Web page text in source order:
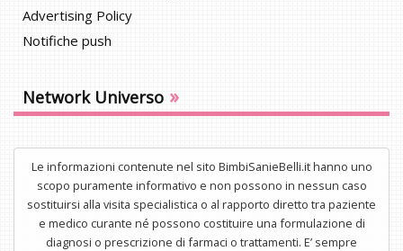
Advertising Policy
Notifiche push
Network Universo »
Le informazioni contenute nel sito BimbiSanieBelli.it hanno uno
scopo puramente informativo e non possono in nessun caso
sostituirsi alla visita specialistica o al rapporto diretto tra paziente
e medico curante né possono costituire una formulazione di
diagnosi o prescrizione di farmaci o trattamenti. E’ sempre